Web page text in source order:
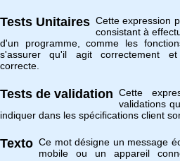
Tests Unitaires Cette expression
consistant à
d'un programme, comme les
s'assurer qu'il agit correctement
correcte.
Tests de validation Cette
validations
indiquer dans les spécifications client
Texto Ce mot désigne un message
mobile ou un appareil